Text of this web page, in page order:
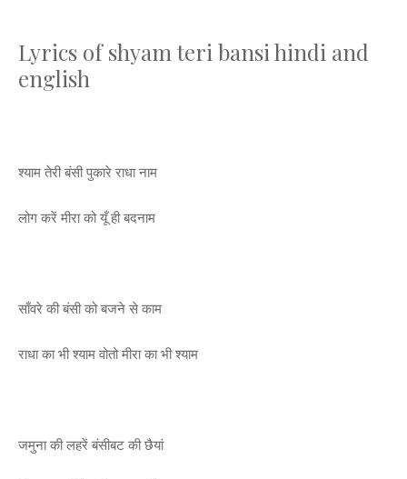
Lyrics of shyam teri bansi hindi and
english
श्याम तेरी बंसी पुकारे राधा नाम
लोग करें मीरा को यूँ ही बदनाम
साँवरे की बंसी को बजने से काम
राधा का भी श्याम वोतो मीरा का भी श्याम
जमुना की लहरें बंसीबट की छैयां